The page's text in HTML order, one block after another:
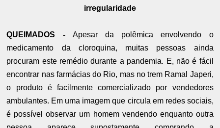
irregularidade
QUEIMADOS - Apesar da polêmica envolvendo o
medicamento da cloroquina, muitas pessoas ainda
procuram este remédio durante a pandemia. E, não é fácil
encontrar nas farmácias do Rio, mas no trem Ramal Japeri,
o produto é facilmente comercializado por vendedores
ambulantes. Em uma imagem que circula em redes sociais,
é possível observar um homem vendendo enquanto outra